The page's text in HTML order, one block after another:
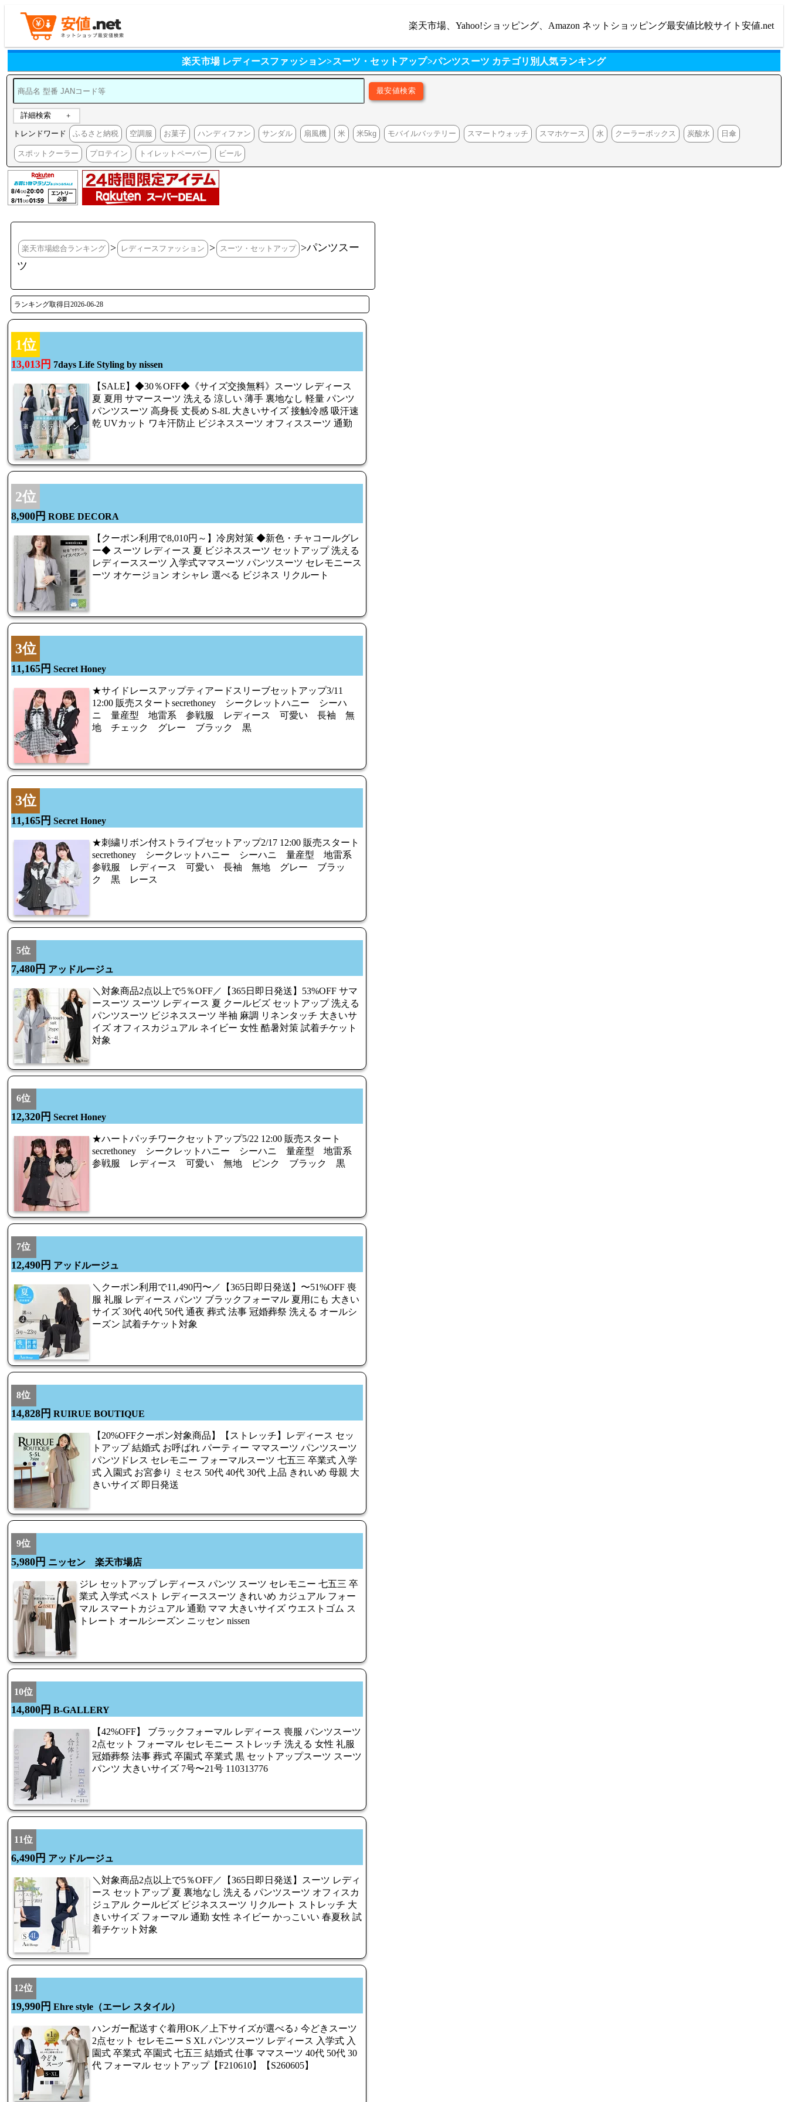
楽天市場、Yahoo!ショッピング、Amazon ネットショッピング最安値比較サイト安値.net
楽天市場 レディースファッション>スーツ・セットアップ>パンツスーツ カテゴリ別人気ランキング
詳細検索
トレンドワード ふるさと納税 空調服 お菓子 ハンディファン サンダル 扇風機 米 米5kg モバイルバッテリー スマートウォッチ スマホケース 水 クーラーボックス 炭酸水 日傘
スポットクーラー プロテイン トイレットペーパー ビール
楽天市場総合ランキング > レディースファッション > スーツ・セットアップ >パンツスー
ツ
ランキング取得日2026-06-28
1位
13,013円 7days Life Styling by nissen
【SALE】◆30％OFF◆《サイズ交換無料》スーツ レディース
夏 夏用 サマースーツ 洗える 涼しい 薄手 裏地なし 軽量 パンツ
パンツスーツ 高身長 丈長め S-8L 大きいサイズ 接触冷感 吸汗速
乾 UVカット ワキ汗防止 ビジネススーツ オフィススーツ 通勤
2位
8,900円 ROBE DECORA
【クーポン利用で8,010円～】冷房対策 ◆新色・チャコールグレ
ー◆ スーツ レディース 夏 ビジネススーツ セットアップ 洗える
レディーススーツ 入学式ママスーツ パンツスーツ セレモニース
ーツ オケージョン オシャレ 選べる ビジネス リクルート
3位
11,165円 Secret Honey
★サイドレースアップティアードスリーブセットアップ3/11
12:00 販売スタートsecrethoney シークレットハニー シーハ
ニ 量産型 地雷系 参戦服 レディース 可愛い 長袖 無
地 チェック グレー ブラック 黒
3位
11,165円 Secret Honey
★刺繍リボン付ストライプセットアップ2/17 12:00 販売スタート
secrethoney シークレットハニー シーハニ 量産型 地雷系
参戦服 レディース 可愛い 長袖 無地 グレー ブラッ
ク 黒 レース
5位
7,480円 アッドルージュ
＼対象商品2点以上で5％OFF／【365日即日発送】53%OFF サマ
ースーツ スーツ レディース 夏 クールビズ セットアップ 洗える
パンツスーツ ビジネススーツ 半袖 麻調 リネンタッチ 大きいサ
イズ オフィスカジュアル ネイビー 女性 酷暑対策 試着チケット
対象
6位
12,320円 Secret Honey
★ハートパッチワークセットアップ5/22 12:00 販売スタート
secrethoney シークレットハニー シーハニ 量産型 地雷系
参戦服 レディース 可愛い 無地 ピンク ブラック 黒
7位
12,490円 アッドルージュ
＼クーポン利用で11,490円〜／【365日即日発送】〜51%OFF 喪
服 礼服 レディース パンツ ブラックフォーマル 夏用にも 大きい
サイズ 30代 40代 50代 通夜 葬式 法事 冠婚葬祭 洗える オールシ
ーズン 試着チケット対象
8位
14,828円 RUIRUE BOUTIQUE
【20%OFFクーポン対象商品】【ストレッチ】レディース セッ
トアップ 結婚式 お呼ばれ パーティー ママスーツ パンツスーツ
パンツドレス セレモニー フォーマルスーツ 七五三 卒業式 入学
式 入園式 お宮参り ミセス 50代 40代 30代 上品 きれいめ 母親 大
きいサイズ 即日発送
9位
5,980円 ニッセン 楽天市場店
ジレ セットアップ レディース パンツ スーツ セレモニー 七五三 卒
業式 入学式 ベスト レディーススーツ きれいめ カジュアル フォー
マル スマートカジュアル 通勤 ママ 大きいサイズ ウエストゴム ス
トレート オールシーズン ニッセン nissen
10位
14,800円 B-GALLERY
【42%OFF】 ブラックフォーマル レディース 喪服 パンツスーツ
2点セット フォーマル セレモニー ストレッチ 洗える 女性 礼服
冠婚葬祭 法事 葬式 卒園式 卒業式 黒 セットアップスーツ スーツ
パンツ 大きいサイズ 7号〜21号 110313776
11位
6,490円 アッドルージュ
＼対象商品2点以上で5％OFF／【365日即日発送】スーツ レディ
ース セットアップ 夏 裏地なし 洗える パンツスーツ オフィスカ
ジュアル クールビズ ビジネススーツ リクルート ストレッチ 大
きいサイズ フォーマル 通勤 女性 ネイビー かっこいい 春夏秋 試
着チケット対象
12位
19,990円 Ehre style（エーレ スタイル）
ハンガー配送すぐ着用OK／上下サイズが選べる♪ 今どきスーツ
2点セット セレモニー S XL パンツスーツ レディース 入学式 入
園式 卒業式 卒園式 七五三 結婚式 仕事 ママスーツ 40代 50代 30
代 フォーマル セットアップ【F210610】【S260605】